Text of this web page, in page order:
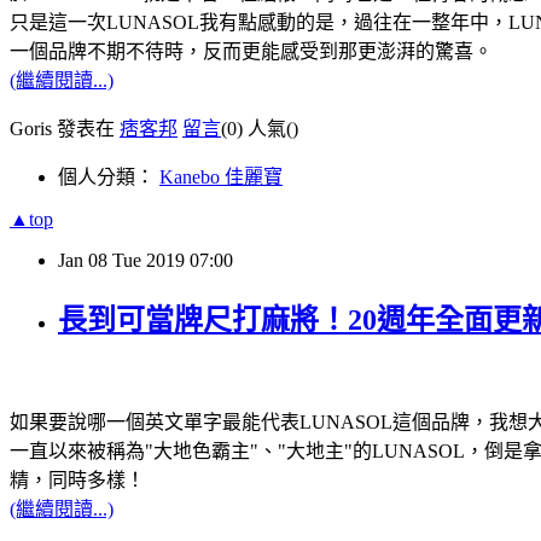
只是這一次LUNASOL我有點感動的是，過往在一整年中，
一個品牌不期不待時，反而更能感受到那更澎湃的驚喜。
(繼續閱讀...)
Goris 發表在 痞客邦 留言(0) 人氣()
個人分類： Kanebo 佳麗寶
▲top
Jan 08 Tue 2019 07:00
長到可當牌尺打麻將！20週年全面
如果要說哪一個英文單字最能代表LUNASOL這個品牌，我想
一直以來被稱為"大地色霸主"、"大地主"的LUNASOL，倒是
精，同時多樣！
(繼續閱讀...)